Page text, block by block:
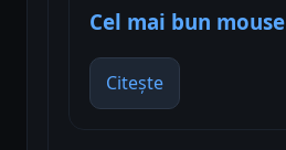
Cel mai bun mouse
Citește